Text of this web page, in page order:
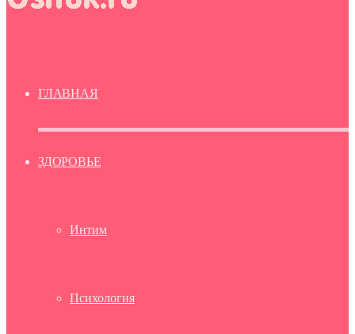
ГЛАВНАЯ
ЗДОРОВЬЕ
Интим
Психология